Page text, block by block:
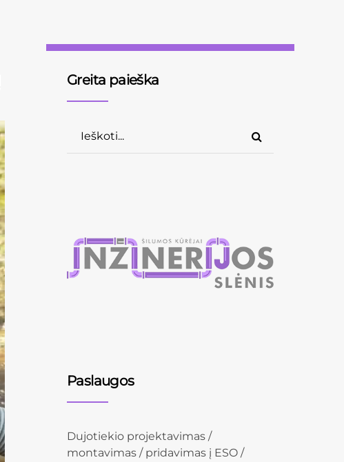
Greita paieška
Paslaugos
Dujotiekio projektavimas /
montavimas / pridavimas į ESO /